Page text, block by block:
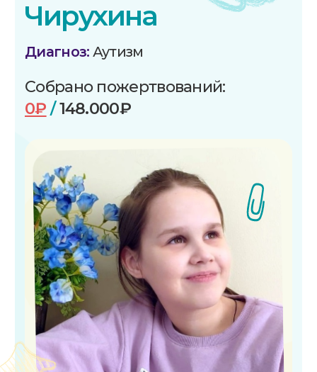
Оказать помощь
Собрано пожертвований:
0₽/ 148.000₽
2013 года рождения